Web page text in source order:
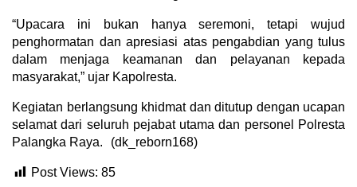
“Upacara ini bukan hanya seremoni, tetapi wujud
penghormatan dan apresiasi atas pengabdian yang tulus
dalam menjaga keamanan dan pelayanan kepada
masyarakat,” ujar Kapolresta.
Kegiatan berlangsung khidmat dan ditutup dengan ucapan
selamat dari seluruh pejabat utama dan personel Polresta
Palangka Raya. (dk_reborn168)
Post Views: 85